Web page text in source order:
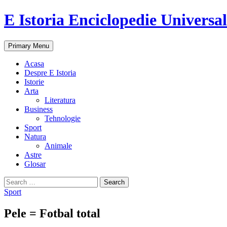
E Istoria Enciclopedie
Search
Primary Menu Skip
to
Acasa
Despre E Istoria
Istorie
Arta
Literatura
Business
Tehnologie
Sport
Natura
Animale
Astre
Glosar
Search
for:
Sport
Pele = Fotbal total